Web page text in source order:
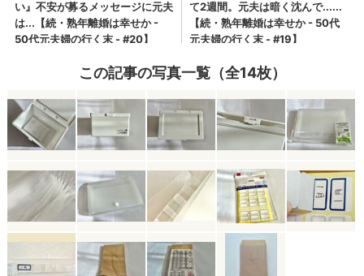
この記事の写真一覧（全14枚）